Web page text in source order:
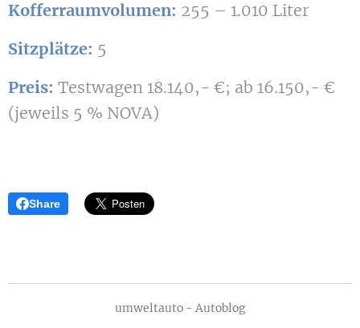
Kofferraumvolumen: 255 – 1.010 Liter
Sitzplätze: 5
Preis: Testwagen 18.140,- €; ab 16.150,- €
(jeweils 5 % NOVA)
Share
umweltauto - Autoblog